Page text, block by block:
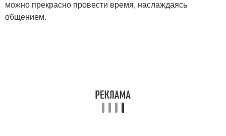
можно прекрасно провести время, наслаждаясь
общением.